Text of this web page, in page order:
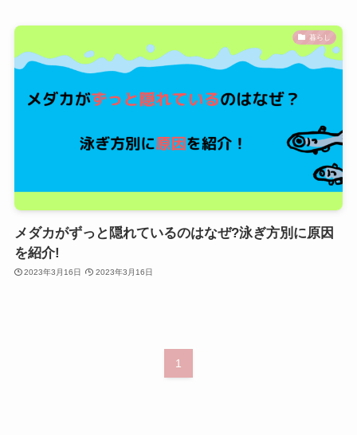
暮らし
メダカがずっと隠れているのはなぜ?泳ぎ方別に原因
を紹介!
2023年3月16日 2023年3月16日
1